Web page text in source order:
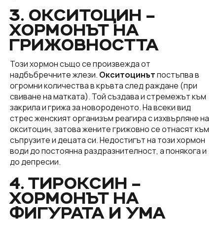
3. ОКСИТОЦИН –
ХОРМОНЪТ НА
ГРИЖОВНОСТТА
Този хормон също се произвежда от
надбъбречните жлези. Окситоцинътпостъпва в
огромни количества в кръвта след раждане (при
свиване на матката). Той създава и стремежът към
закрила и грижа за новороденото. На всеки вид
стрес женският организъм реагира с изхвърляне на
окситоцин, затова жените грижовно се отнасят към
съпрузите и децата си. Недостигът на този хормон
води до постоянна раздразнителност, а понякога и
до депресии.
4. ТИРОКСИН –
ХОРМОНЪТ НА
ФИГУРАТА И УМА